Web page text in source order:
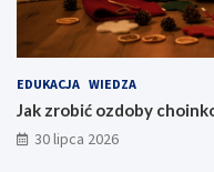
EDUKACJA WIEDZA
Jak zrobić ozdoby
30 lipca 2026